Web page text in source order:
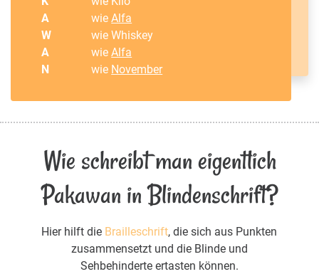
A
wieAlfa
W
wie Whiskey
A
wieAlfa
N
wie November
Wie schreibt man eigentlich
Pakawan in Blindenschrift?
Hier hilft die Brailleschrift, die sich aus Punkten
zusammensetzt und die Blinde und
Sehbehinderte ertasten können.